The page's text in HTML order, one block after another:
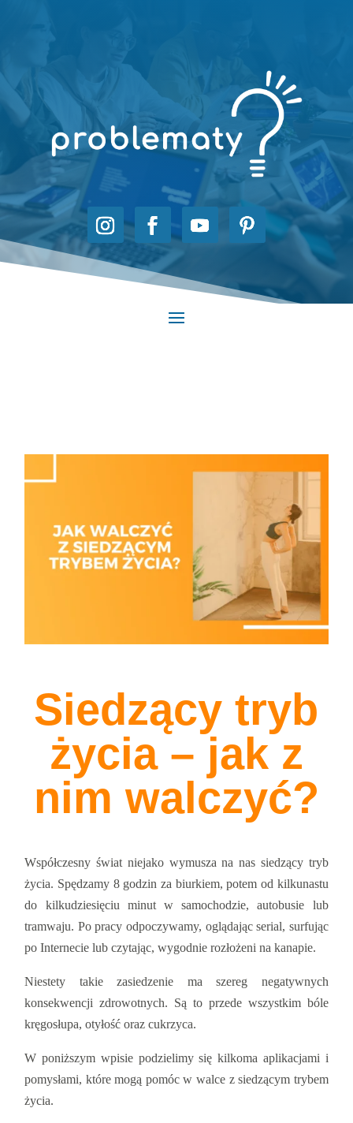
Siedzący tryb
życia – jak z
nim walczyć?
Współczesny świat niejako wymusza na nas siedzący tryb
życia. Spędzamy 8 godzin za biurkiem, potem od kilkunastu
do kilkudziesięciu minut w samochodzie, autobusie lub
tramwaju. Po pracy odpoczywamy, oglądając serial, surfując
po Internecie lub czytając, wygodnie rozłożeni na kanapie.
Niestety takie zasiedzenie ma szereg negatywnych
konsekwencji zdrowotnych. Są to przede wszystkim bóle
kręgosłupa, otyłość oraz cukrzyca.
W poniższym wpisie podzielimy się kilkoma aplikacjami i
pomysłami, które mogą pomóc w walce z siedzącym trybem
życia.